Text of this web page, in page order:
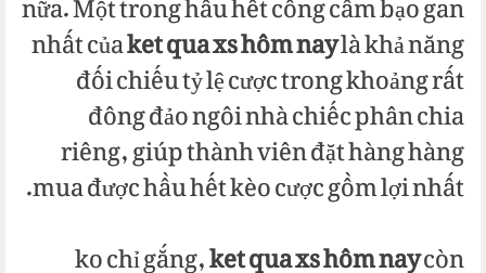
nhất củaket qua xs hôm naylà khả năng
đối chiếu tỷ lệ cược trong khoảng rất
đông đảo ngôi nhà chiếc phân chia
riêng, giúp thành viên đặt hàng hàng
mua được hầu hết kèo cược gồm lợi nhất.